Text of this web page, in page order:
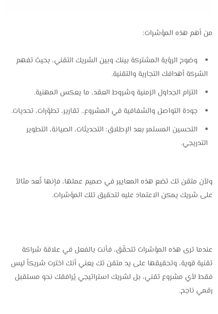
من أهم هذه المؤشرات:
وضوح الرؤية المشتركة بينك وبين الشريك التقني، بحيث تفهم
الشركة أهدافك التجارية والتقنية.
التزام الجداول الزمنية وشروط العقد، ما يعكس المهنية.
جودة التواصل والشفافية في المشروع.. تقارير، تطوّرات، تحديات.
التحسين المستمر بعد الإطلاق: التحديثات، الصيانة، التطوير
التدريجي.
ولأن ‎متقن تك‎ تضع هذه المعايير في صميم عملها، فإنها تُعد مثالاً
على شريك يمكن الاعتماد عليه لتحقيق تلك المؤشرات.
عندما ترى هذه المؤشرات تتحقّق، فأنت بالفعل في علاقة شراكة
تقنية قوية، وتحقيقها على يد ‎متقن تك‎ يعني أنك اخترت شريكاً ليس
فقط لأي مشروع تقني، بل لشريك استراتيجي يُرافقك نحو مستقبل
رقمي ناجح.